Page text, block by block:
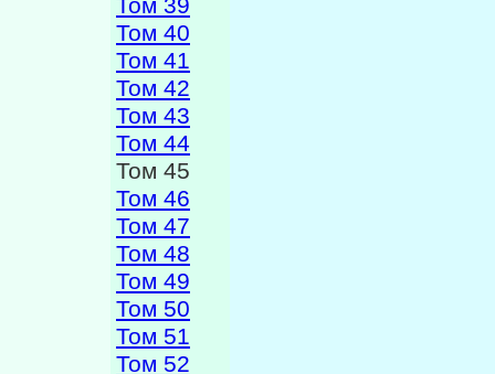
Том 39
Том 40
Том 41
Том 42
Том 43
Том 44
Том 45
Том 46
Том 47
Том 48
Том 49
Том 50
Том 51
Том 52